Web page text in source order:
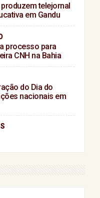
produzem telejornal
em Gandu
processo para
CNH na Bahia
do Dia do
nacionais em